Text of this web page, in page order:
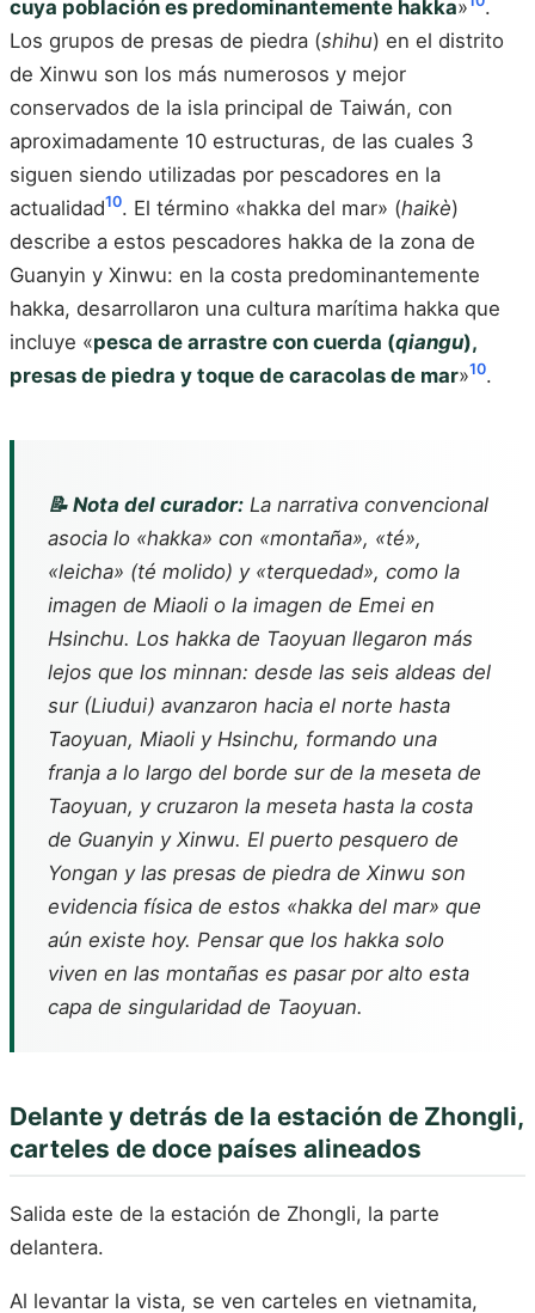
cuya población es predominantemente hakka»
.
Los grupos de presas de piedra (shihu) en el distrito
de Xinwu son los más numerosos y mejor
conservados de la isla principal de Taiwán, con
aproximadamente 10 estructuras, de las cuales 3
siguen siendo utilizadas por pescadores en la
actualidad10. El término «hakka del mar» (haikè)
describe a estos pescadores hakka de la zona de
Guanyin y Xinwu: en la costa predominantemente
hakka, desarrollaron una cultura marítima hakka que
incluye «pesca de arrastre con cuerda (qiangu),
presas de piedra y toque de caracolas de mar»10.
📝 Nota del curador: La narrativa convencional
asocia lo «hakka» con «montaña», «té»,
«leicha» (té molido) y «terquedad», como la
imagen de Miaoli o la imagen de Emei en
Hsinchu. Los hakka de Taoyuan llegaron más
lejos que los minnan: desde las seis aldeas del
sur (Liudui) avanzaron hacia el norte hasta
Taoyuan, Miaoli y Hsinchu, formando una
franja a lo largo del borde sur de la meseta de
Taoyuan, y cruzaron la meseta hasta la costa
de Guanyin y Xinwu. El puerto pesquero de
Yongan y las presas de piedra de Xinwu son
evidencia física de estos «hakka del mar» que
aún existe hoy. Pensar que los hakka solo
viven en las montañas es pasar por alto esta
capa de singularidad de Taoyuan.
Delante y detrás de la estación de Zhongli,
carteles de doce países alineados
Salida este de la estación de Zhongli, la parte
delantera.
Al levantar la vista, se ven carteles en vietnamita,